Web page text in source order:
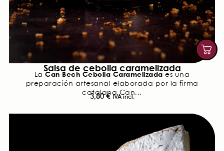
Salsa de cebolla caramelizada
LaCan Bech Cebolla Caramelizada es una
preparación artesanal elaborada por la firma
catalana Can...
3,80€ IVA incl.